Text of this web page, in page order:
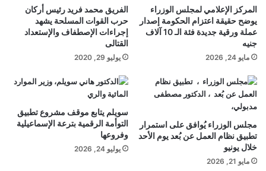
المركز الإعلامي لمجلس الوزراء
يوضح حقيقة اعتزام الحكومة إصدار
عملة ورقية جديدة فئة الـ 10 آلاف
جنيه
مايو 24, 2026
الفريق محمد فريد رئيس أركان
حرب القوات المسلحة يشهد
إجراءات الإصطفاف والإستعداد
القتالى
يوليو 29, 2020
مجلس الوزراء يُوافق على استمرار
تطبيق نظام العمل عن بُعد يوم الأحد
خلال يونيو
مايو 21, 2026
سويلم يتابع موقف مشروع تطبيق
التوأمة الرقمية بترعة الإسماعيلية
وفروعها
يوليو 24, 2026